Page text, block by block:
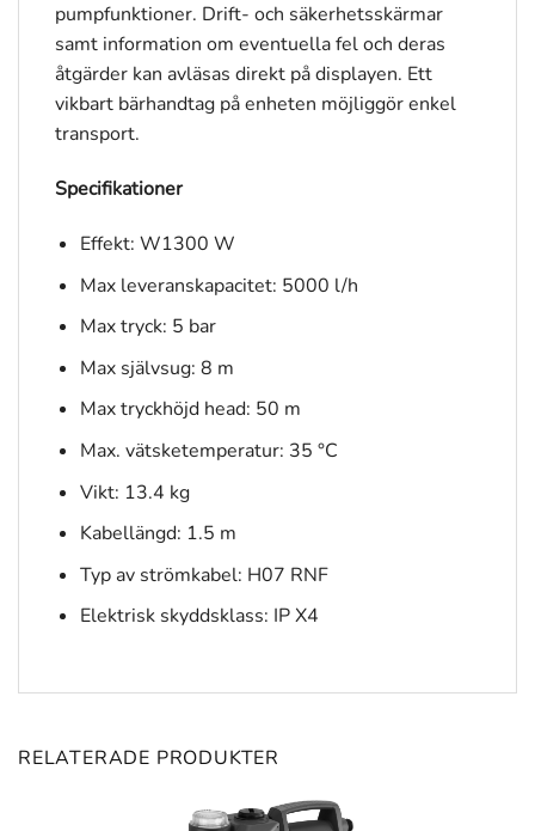
pumpfunktioner. Drift- och säkerhetsskärmar
samt information om eventuella fel och deras
åtgärder kan avläsas direkt på displayen. Ett
vikbart bärhandtag på enheten möjliggör enkel
transport.
Specifikationer
Effekt: W1300 W
Max leveranskapacitet: 5000 l/h
Max tryck: 5 bar
Max självsug: 8 m
Max tryckhöjd head: 50 m
Max. vätsketemperatur: 35 °C
Vikt: 13.4 kg
Kabellängd: 1.5 m
Typ av strömkabel: H07 RNF
Elektrisk skyddsklass: IP X4
RELATERADE PRODUKTER